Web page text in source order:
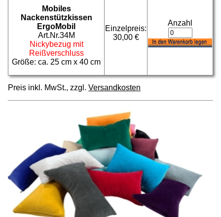
Mobiles
Nackenstützkissen
ErgoMobil
Art.Nr.34M
Nickybezug mit
Reißverschluss
Größe: ca. 25 cm x 40 cm
Einzelpreis:
30,00 €
Anzahl
Preis inkl. MwSt., zzgl. Versandkosten